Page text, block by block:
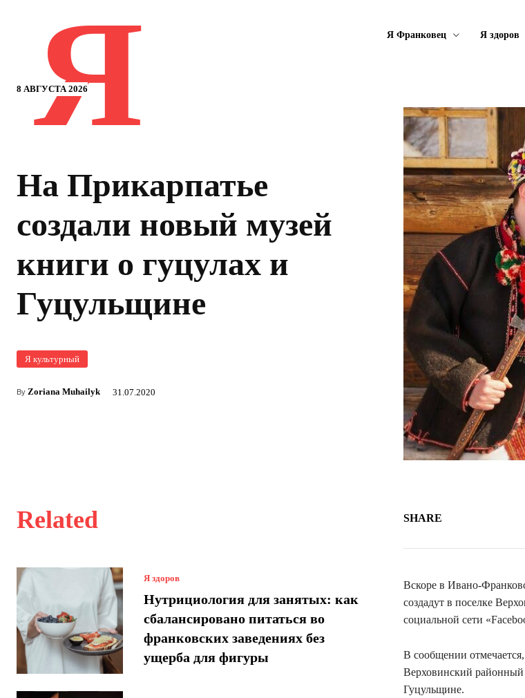
8 АВГУСТА 2026
Я Я Франковец Я здоров
На Прикарпатье
создали новый музей
книги о гуцулах и
Гуцульщине
Я культурный
By Zoriana Muhailyk 31.07.2020
Related
Я здоров
Нутрициология для занятых: как
сбалансировано питаться во
франковских заведениях без
ущерба для фигуры
SHARE
Вскоре в Ивано-
создадут в поселке
социальной сети
В сообщении
Верховинский районный
Гуцульщине.